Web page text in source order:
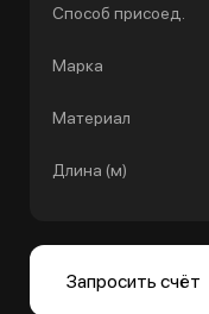
Способ присоед.
Марка
Материал
Длина (м)
Запросить счёт